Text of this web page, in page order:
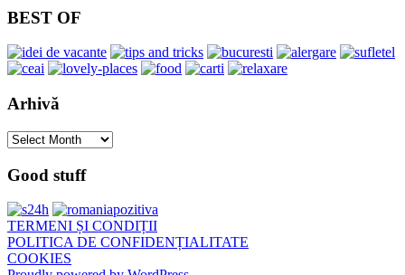
BEST OF
Arhivă
Arhivă
Good stuff
TERMENI ȘI CONDIȚII
POLITICA DE CONFIDENȚIALITATE
COOKIES